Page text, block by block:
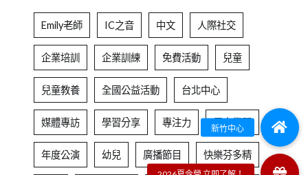
Emily老師 IC之音 中文 人際社交
企業培訓 企業訓練 免費活動 兒童
兒童教養 全國公益活動 台北中心
媒體專訪 學習分享 專注力 居家學習
年度公演 幼兒 廣播節目 快樂芬多精